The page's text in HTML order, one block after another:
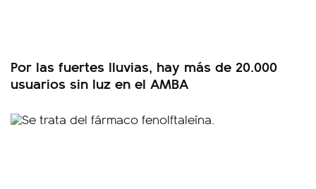
Por las fuertes lluvias, hay más de 20.000
usuarios sin luz en el AMBA